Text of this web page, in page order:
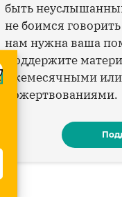
быть
не боимся
нам нужна ваша
Поддержите
ежемесячными
пожертвованиями.